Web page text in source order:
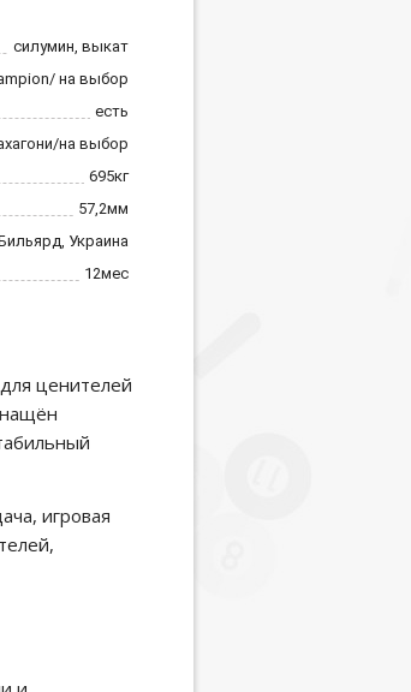
силумин, выкат
на выбор
есть
на выбор
695кг
57,2мм
Украина
12мес
ценителей
игровая